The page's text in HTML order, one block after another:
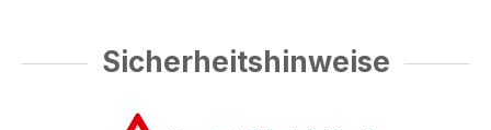
Sicherheitshinweise